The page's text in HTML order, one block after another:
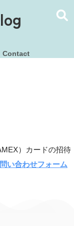
Contact
）カードの招待
い合わせフォーム